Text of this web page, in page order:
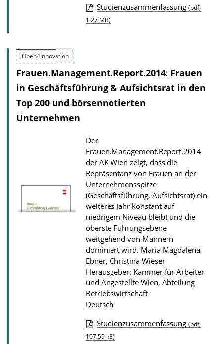
i
k
o
n
o
w
a
d
s
r
P
u
b
l
i
k
a
t
i
o
n
Studienzusammenfassung (pdf,
1.27 MB)
Open4Innovation
Frauen.Management.Report.2014: Frauen
in Geschäftsführung & Aufsichtsrat in den
Top 200 und börsennotierten
Unternehmen
Der
Frauen.Management.Report.2014
der AK Wien zeigt, dass die
Repräsentanz von Frauen an der
Unternehmensspitze
(Geschäftsführung, Aufsichtsrat) ein
weiteres Jahr konstant auf
niedrigem Niveau bleibt und die
oberste Führungsebene
weitgehend von Männern
dominiert wird. Maria Magdalena
Ebner, Christina Wieser
Herausgeber: Kammer für Arbeiter
und Angestellte Wien, Abteilung
Betriebswirtschaft
Deutsch
D
Studienzusammenfassung (pdf,
107.59 kB)